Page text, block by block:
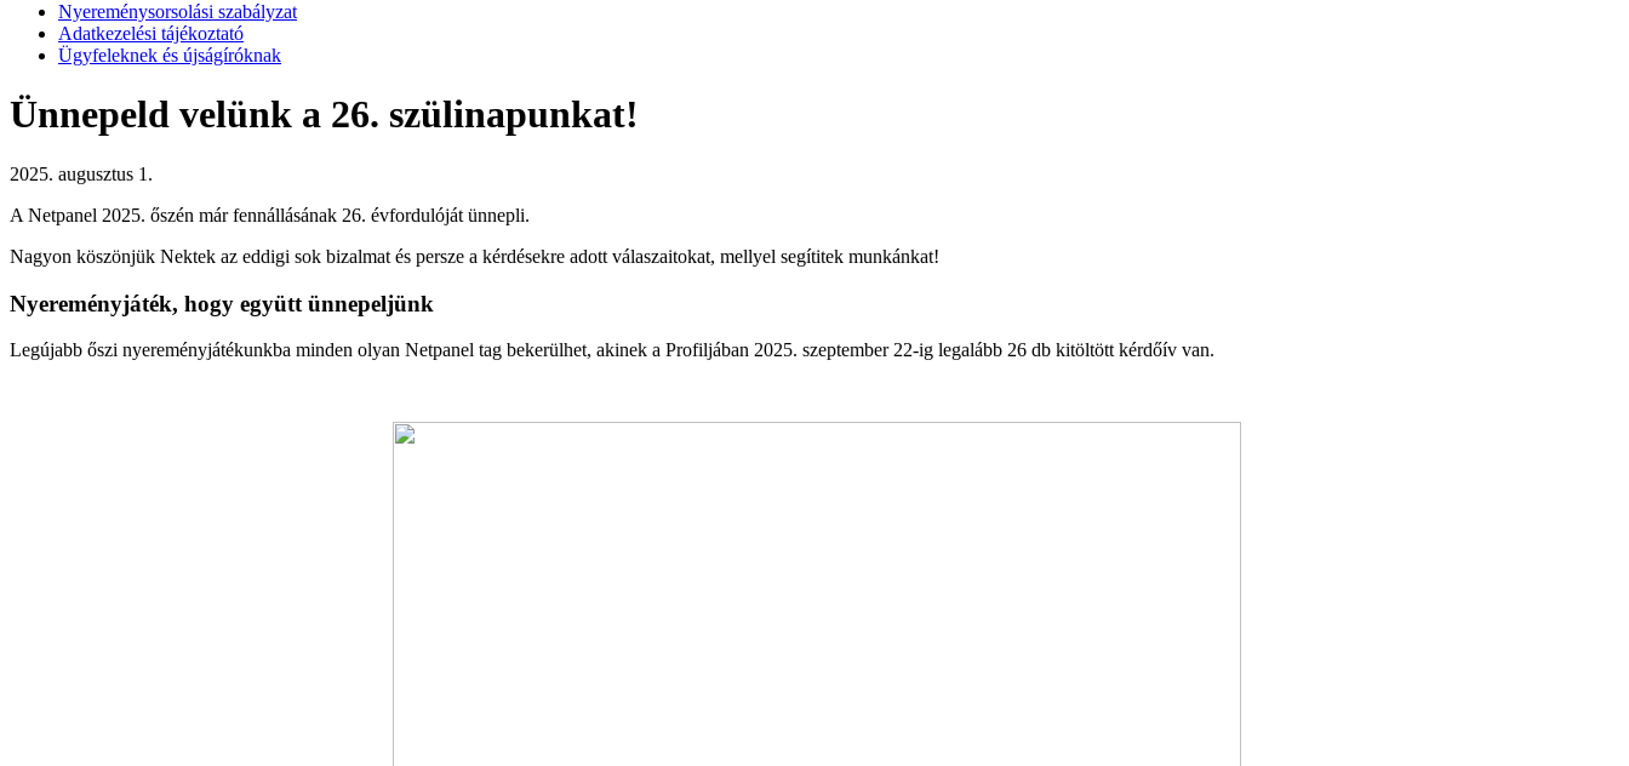
Nyereménysorsolási szabályzat
Adatkezelési tájékoztató
Ügyfeleknek és újságíróknak
Ünnepeld velünk a 26. szülinapunkat!
2025. augusztus 1.
A Netpanel 2025. őszén már fennállásának 26. évfordulóját ünnepli.
Nagyon köszönjük Nektek az eddigi sok bizalmat és persze a kérdésekre adott válaszaitokat, mellyel segítitek munkánkat!
Nyereményjáték, hogy együtt ünnepeljünk
Legújabb őszi nyereményjátékunkba minden olyan Netpanel tag bekerülhet, akinek a Profiljában 2025. szeptember 22-ig legalább 26 db kitöltött kérdőív van.